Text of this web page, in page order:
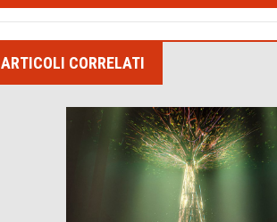
ARTICOLI CORRELATI